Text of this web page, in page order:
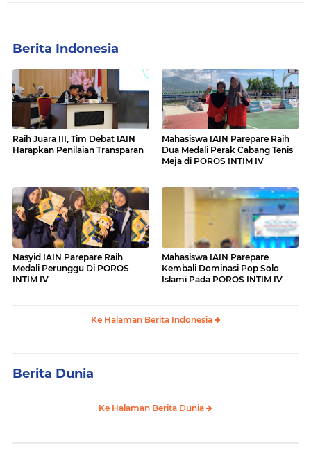
Berita Indonesia
Raih Juara III, Tim Debat IAIN
Harapkan Penilaian Transparan
Mahasiswa IAIN Parepare Raih
Dua Medali Perak Cabang Tenis
Meja di POROS INTIM IV
Nasyid IAIN Parepare Raih
Medali Perunggu Di POROS
INTIM IV
Mahasiswa IAIN Parepare
Kembali Dominasi Pop Solo
Islami Pada POROS INTIM IV
Ke Halaman Berita Indonesia
Berita Dunia
Ke Halaman Berita Dunia